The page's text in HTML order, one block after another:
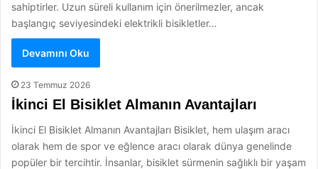
sahiptirler. Uzun süreli kullanım için önerilmezler, ancak
başlangıç seviyesindeki elektrikli bisikletler…
Devamını Oku
23 Temmuz 2026
İkinci El Bisiklet Almanın Avantajları
İkinci El Bisiklet Almanın Avantajları Bisiklet, hem ulaşım aracı
olarak hem de spor ve eğlence aracı olarak dünya genelinde
popüler bir tercihtir. İnsanlar, bisiklet sürmenin sağlıklı bir yaşam